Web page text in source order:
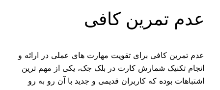
عدم تمرین کافی
عدم تمرین کافی برای تقویت مهارت های عملی در ارائه و
انجام تکنیک شمارش کارت در بلک جک، یکی از مهم ترین
اشتباهات بوده که کاربران قدیمی و جدید با آن رو به رو